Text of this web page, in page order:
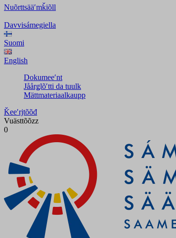
Nuõrttsääʹmǩiõll
Davvisámegiella
Suomi
English
Dokumeeʹnt
Jåårǥlõʹtti da tuulk
Mättmateriaalkaupp
Ǩeeʹrjtõõđ
Vuästtõõzz
0